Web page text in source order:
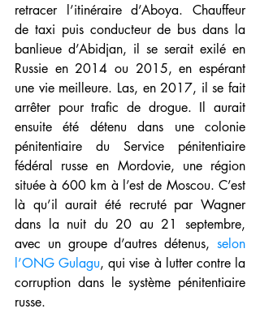
retracer l’itinéraire d’Aboya. Chauffeur
de taxi puis conducteur de bus dans la
banlieue d’Abidjan, il se serait exilé en
Russie en 2014 ou 2015, en espérant
une vie meilleure. Las, en 2017, il se fait
arrêter pour trafic de drogue. Il aurait
ensuite été détenu dans une colonie
pénitentiaire du Service pénitentiaire
fédéral russe en Mordovie, une région
située à 600 km à l’est de Moscou. C’est
là qu’il aurait été recruté par Wagner
dans la nuit du 20 au 21 septembre,
avec un groupe d’autres détenus, selon
l’ONG Gulagu, qui vise à lutter contre la
corruption dans le système pénitentiaire
russe.